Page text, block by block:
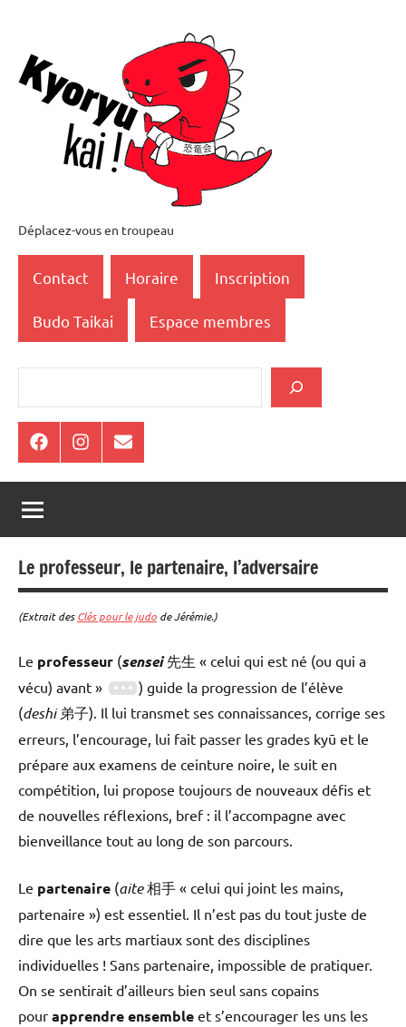
contenu
Kyoryukai
恐
竜
会
Déplacez-vous en troupeau
Contact Horaire Inscription
Budo Taikai Espace membres
FacebookInstagram
E-
mail
Le professeur, le partenaire, l’adversaire
(Extrait desClés pour le judo de Jérémie.)
Le professeur (sensei先生 « celui qui est né (ou qui a
vécu) avant »
) guide la progression de l’élève
(deshi弟子). Il lui transmet ses connaissances, corrige ses
erreurs, l’encourage, lui fait passer les grades kyū et le
prépare aux examens de ceinture noire, le suit en
compétition, lui propose toujours de nouveaux défis et
de nouvelles réflexions, bref : il l’accompagne avec
bienveillance tout au long de son parcours.
Le partenaire (aite相手 « celui qui joint les mains,
partenaire ») est essentiel. Il n’est pas du tout juste de
dire que les arts martiaux sont des disciplines
individuelles ! Sans partenaire, impossible de pratiquer.
On se sentirait d’ailleurs bien seul sans copains
pour apprendre ensemble et s’encourager les uns les